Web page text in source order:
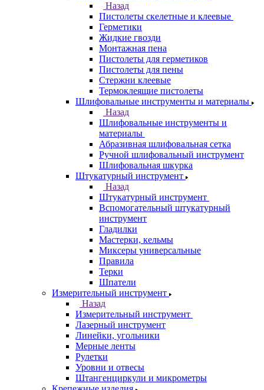
Назад
Пистолеты скелетные и клеевые
Герметики
Жидкие гвозди
Монтажная пена
Пистолеты для герметиков
Пистолеты для пены
Стержни клеевые
Термоклеящие пистолеты
Шлифовальные инструменты и материалы
Назад
Шлифовальные инструменты и
материалы
Абразивная шлифовальная сетка
Ручной шлифовальный инструмент
Шлифовальная шкурка
Штукатурный инструмент
Назад
Штукатурный инструмент
Вспомогательный штукатурный
инструмент
Гладилки
Мастерки, кельмы
Миксеры универсальные
Правила
Терки
Шпатели
Измерительный инструмент
Назад
Измерительный инструмент
Лазерный инструмент
Линейки, угольники
Мерные ленты
Рулетки
Уровни и отвесы
Штангенциркули и микрометры